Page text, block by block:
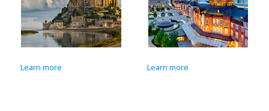
Learn more Learn more